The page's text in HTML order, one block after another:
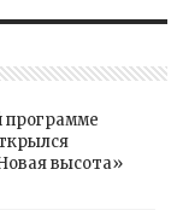
программе
высота»